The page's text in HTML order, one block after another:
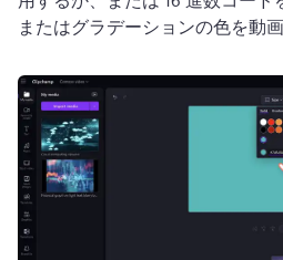
またはグラデーションの色を動